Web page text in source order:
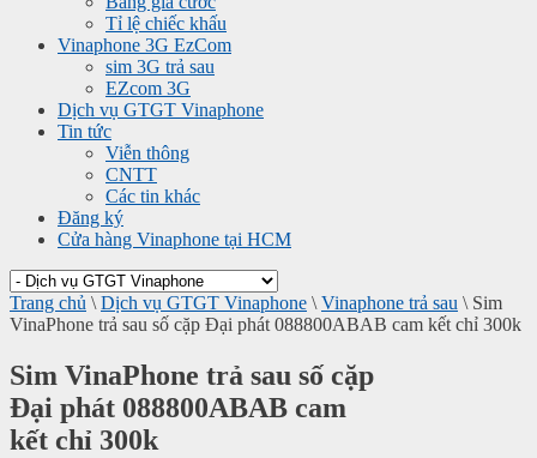
Tỉ lệ chiếc khấu
Vinaphone 3G EzCom
sim 3G trả sau
EZcom 3G
Dịch vụ GTGT Vinaphone
Tin tức
Viễn thông
CNTT
Các tin khác
Đăng ký
Cửa hàng Vinaphone tại HCM
Trang chủ \ Dịch vụ GTGT Vinaphone \ Vinaphone trả sau \ Sim
VinaPhone trả sau số cặp Đại phát 088800ABAB cam kết chỉ 300k
Sim VinaPhone trả sau số cặp
Đại phát 088800ABAB cam
kết chỉ 300k